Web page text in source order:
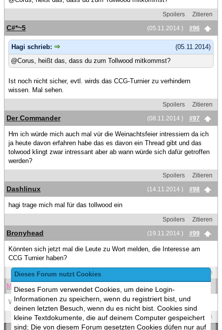
Dieses Forum nutzt Cookies
Dieses Forum verwendet Cookies, um deine Login-
Informationen zu speichern, wenn du registriert bist, und
deinen letzten Besuch, wenn du es nicht bist. Cookies sind
kleine Textdokumente, die auf deinem Computer gespeichert
sind; Die von diesem Forum gesetzten Cookies düfen nur auf
Spoilers
Zitieren
(05.11.2014 )
#96
C#*~5
(05.11.2014)
Hagi schrieb:
@Corus, heißt das, dass du zum Tollwood mitkommst?
Ist noch nicht sicher, evtl. wirds das CCG-Turnier zu verhindern
wissen. Mal sehen.
Spoilers
Zitieren
(08.11.2014 )
#97
Der Commander
Hm ich würde mich auch mal vür die Weinachtsfeier intressiern da ich
ja heute davon erfahren habe das es davon ein Thread gibt und das
tolwood klingt zwar intressant aber ab wann würde sich dafür getroffen
werden?
Spoilers
Zitieren
(14.11.2014 )
#98
Dashlinux
hagi trage mich mal für das tollwood ein
Spoilers
Zitieren
(19.11.2014 )
#99
Bronyhead
Könnten sich jetzt mal die Leute zu Wort melden, die Interesse am
CCG Turnier haben?
Zitieren
(19.11.2014 )
MaSc
Wir beide stehen ja schon in der Liste im Startpost^^
Spoilers Zitieren